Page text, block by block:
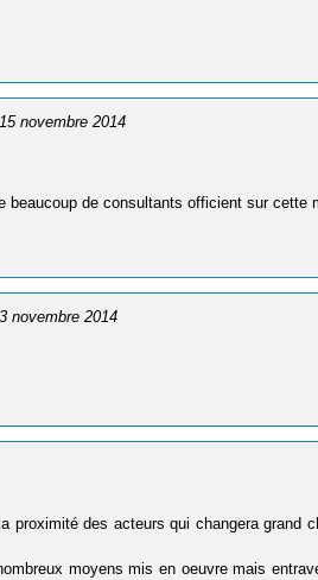
novembre 2014
beaucoup de consultants officient sur cette
3 novembre 2014
proximité des acteurs qui changera grand
moyens mis en oeuvre mais